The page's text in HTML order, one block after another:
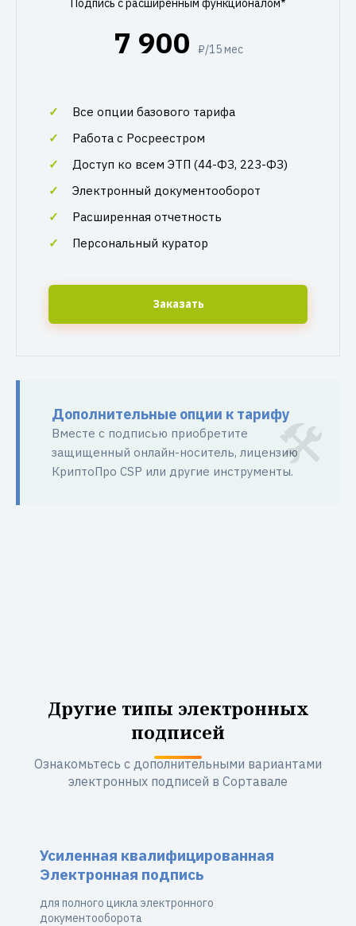
Подпись с расширенным функционалом*
7 900 ₽/15 мес
Все опции базового тарифа
Работа с Росреестром
Доступ ко всем ЭТП (44-ФЗ, 223-ФЗ)
Электронный документооборот
Расширенная отчетность
Персональный куратор
Заказать
Дополнительные опции к тарифу
Вместе с подписью приобретите
защищенный онлайн-носитель, лицензию
КриптоПро CSP или другие инструменты.
Другие типы электронных
подписей
Ознакомьтесь с дополнительными вариантами
электронных подписей в Сортавале
Усиленная квалифицированная
Электронная подпись
для полного цикла электронного
документооборота